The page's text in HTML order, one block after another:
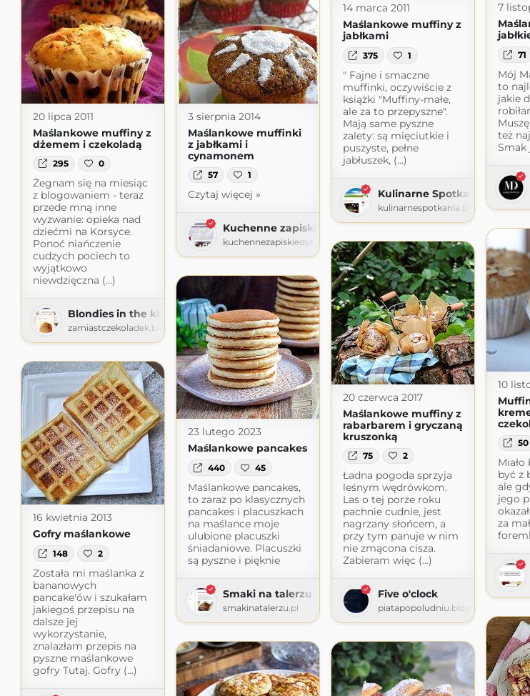
7
71
Mój
to
jakie
też
Smak
14 marca 2011
Maślankowe muffiny z
jabłkami
375 1
" Fajne i smaczne
muffinki, oczywiście z
książki "Muffiny-małe,
ale za to przepyszne".
Mają same pyszne
zalety: są mięciutkie i
puszyste, pełne
jabłuszek, (...)
Kulinarne Spotkania
kulinarnespotkania.blogspot.com
20 lipca 2011
Maślankowe muffiny z
dżemem i czekoladą
295 0
Żegnam się na miesiąc
z blogowaniem - teraz
przede mną inne
wyzwanie: opieka nad
dziećmi na Korsyce.
Ponoć niańczenie
cudzych pociech to
wyjątkowo
niewdzięczna (...)
Blondies in the kitchen
zamiastczekoladek.blogspot.com
3 sierpnia 2014
Maślankowe muffinki
z jabłkami i
cynamonem
57 1
Czytaj więcej »
Kuchenne zapiski Edyty
kuchennezapiskiedyty.blogspot.com
10
50
Miało
być z
ale
jego
za
20 czerwca 2017
Maślankowe muffiny z
rabarbarem i gryczaną
kruszonką
75 2
Ładna pogoda sprzyja
leśnym wędrówkom.
Las o tej porze roku
pachnie cudnie, jest
nagrzany słońcem, a
przy tym panuje w nim
nie zmącona cisza.
Zabieram więc (...)
Five o'clock
piatapopoludniu.blogspot.com
23 lutego 2023
Maślankowe pancakes
440 45
Maślankowe pancakes,
to zaraz po klasycznych
pancakes i placuszkach
na maślance moje
ulubione placuszki
śniadaniowe. Placuszki
są pyszne i pięknie
Smaki na talerzu
smakinatalerzu.pl
16 kwietnia 2013
Gofry maślankowe
148 2
Została mi maślanka z
bananowych
pancake'ów i szukałam
jakiegoś przepisu na
dalsze jej
wykorzystanie,
znalazłam przepis na
pyszne maślankowe
gofry Tutaj. Gofry (...)